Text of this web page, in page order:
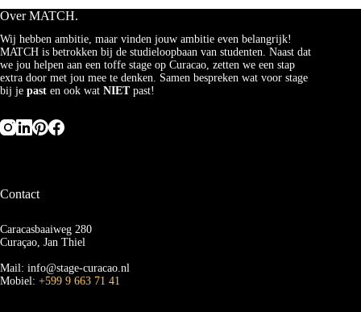
CURACAO!
Over MATCH.
Wij hebben ambitie, maar vinden jouw ambitie even belangrijk!
MATCH is betrokken bij de studieloopbaan van studenten. Naast dat
we jou helpen aan een toffe stage op Curacao, zetten we een stap
extra door met jou mee te denken. Samen bespreken wat voor stage
bij je past en ook wat NIET past!
Contact
Caracasbaaiweg 280
Curaçao, Jan Thiel
Mail: info@stage-curacao.nl
Mobiel: +599 9 663 71 41